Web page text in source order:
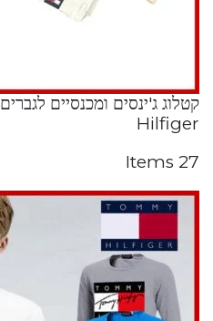
Hilfiger
27 Items